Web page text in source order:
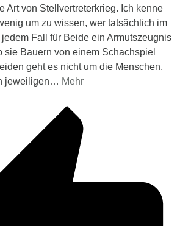
Art von Stellvertreterkrieg. Ich kenne
um zu wissen, wer tatsächlich im
Fall für Beide ein Armutszeugnis
sie Bauern von einem Schachspiel
geht es nicht um die Menschen,
jeweiligen… Mehr